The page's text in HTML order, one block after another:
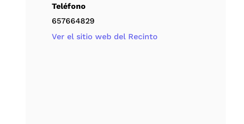
Teléfono
657664829
Ver el sitio web del Recinto